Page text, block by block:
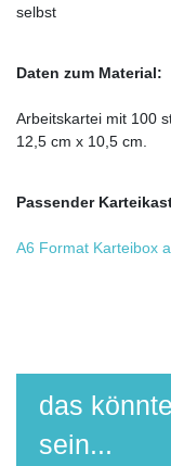
selbst
Daten zum Material:
Arbeitskartei mit 100
12,5 cm x 10,5 cm.
Passender
A6 Format Karteibox
das
sein...